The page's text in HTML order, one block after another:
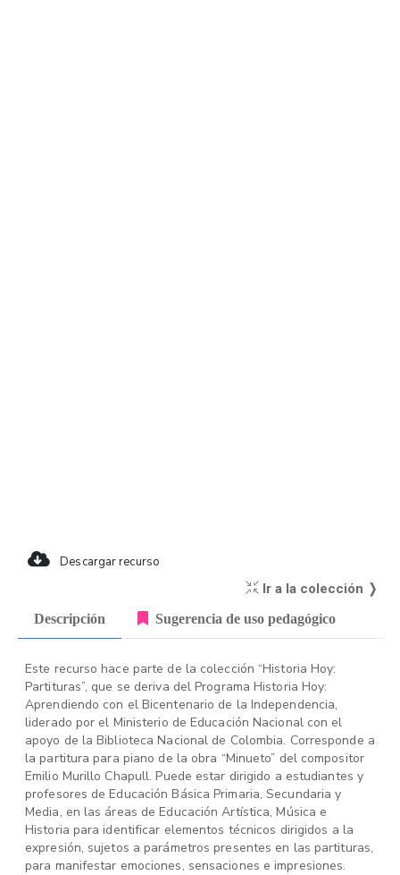
Descargar recurso
Ir a la colección ❭
Descripción Sugerencia de uso pedagógico
Este recurso hace parte de la colección “Historia Hoy:
Partituras”, que se deriva del Programa Historia Hoy:
Aprendiendo con el Bicentenario de la Independencia,
liderado por el Ministerio de Educación Nacional con el
apoyo de la Biblioteca Nacional de Colombia. Corresponde a
la partitura para piano de la obra “Minueto” del compositor
Emilio Murillo Chapull. Puede estar dirigido a estudiantes y
profesores de Educación Básica Primaria, Secundaria y
Media, en las áreas de Educación Artística, Música e
Historia para identificar elementos técnicos dirigidos a la
expresión, sujetos a parámetros presentes en las partituras,
para manifestar emociones, sensaciones e impresiones.